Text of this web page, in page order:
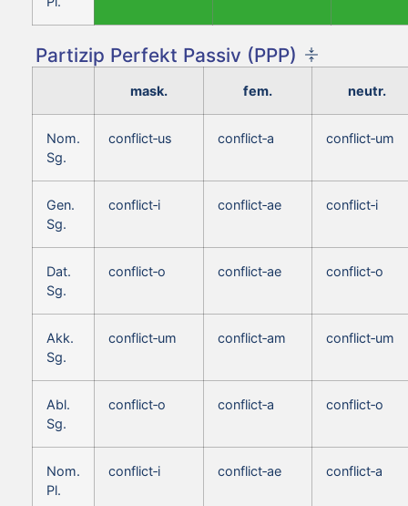
Partizip Perfekt Passiv (PPP)
mask. fem. neutr.
Nom.
Sg.
conflict‑us conflict‑a conflict‑um
Gen.
Sg.
conflict‑i conflict‑ae conflict‑i
Dat.
Sg.
conflict‑o conflict‑ae conflict‑o
Akk.
Sg.
conflict‑um conflict‑am conflict‑um
Abl.
Sg.
conflict‑o conflict‑a conflict‑o
Nom.
Pl.
conflict‑i conflict‑ae conflict‑a